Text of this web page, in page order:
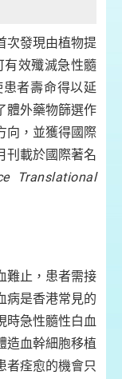
次發現由植物提
有效殲滅急性髓
者壽命得以延
體外藥物篩選作
向，並獲得國際
刊載於國際著名
Translational
難止，患者需接
病是香港常見的
時急性髓性白血
造血幹細胞移植
者痊愈的機會只